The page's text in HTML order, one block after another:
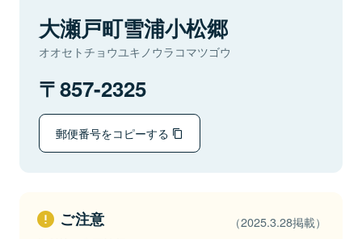
大瀬戸町雪浦小松郷
オオセトチョウユキノウラコマツゴウ
857-2325
郵便番号をコピーする
ご注意 （2025.3.28掲載）